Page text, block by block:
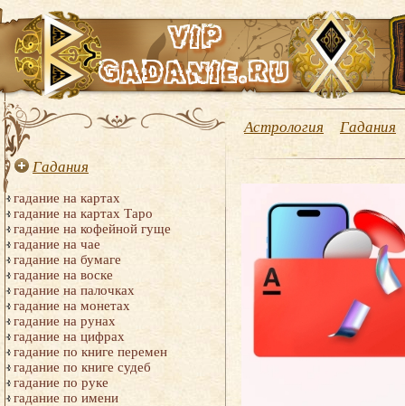
Гадания
гадание на картах
гадание на картах Таро
гадание на кофейной гуще
гадание на чае
гадание на бумаге
гадание на воске
гадание на палочках
гадание на монетах
гадание на рунах
гадание на цифрах
гадание по книге перемен
гадание по книге судеб
гадание по руке
гадание по имени
Астрология Гадания